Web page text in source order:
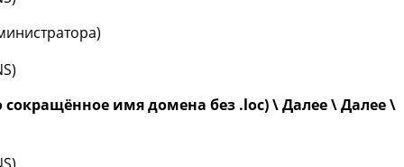
сокращённое имя домена без .loc) \ Далее \ Далее \